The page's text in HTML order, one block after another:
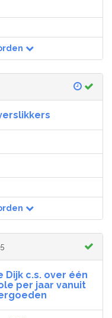
Dijk c.s. over één
per jaar vanuit